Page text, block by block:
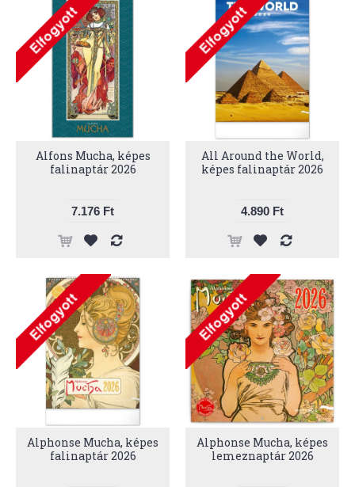
Alfons Mucha, képes
falinaptár 2026
7.176 Ft
All Around the World,
képes falinaptár 2026
4.890 Ft
Alphonse Mucha, képes
falinaptár 2026
Alphonse Mucha, képes
lemeznaptár 2026